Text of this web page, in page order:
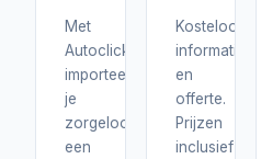
Met
Autoclick
importeer
je
zorgeloos
een
Kosteloos
informatie
en
offerte.
Prijzen
inclusief